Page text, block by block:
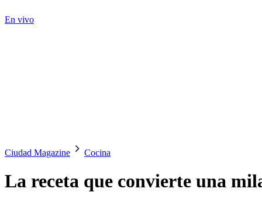
En vivo
Ciudad Magazine Cocina
La receta que convierte una